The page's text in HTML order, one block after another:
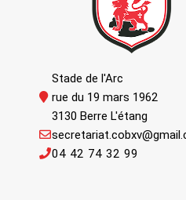
Stade de l'Arc
rue du 19 mars 1962
3130 Berre L'étang
04 42 74 32 99